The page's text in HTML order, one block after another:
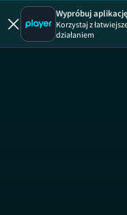
Wypróbuj
Korzystaj z
działaniem